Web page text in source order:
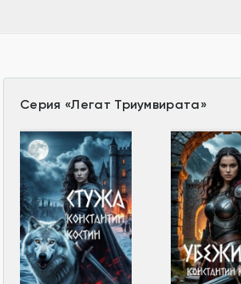
Серия «Легат Триумвирата»